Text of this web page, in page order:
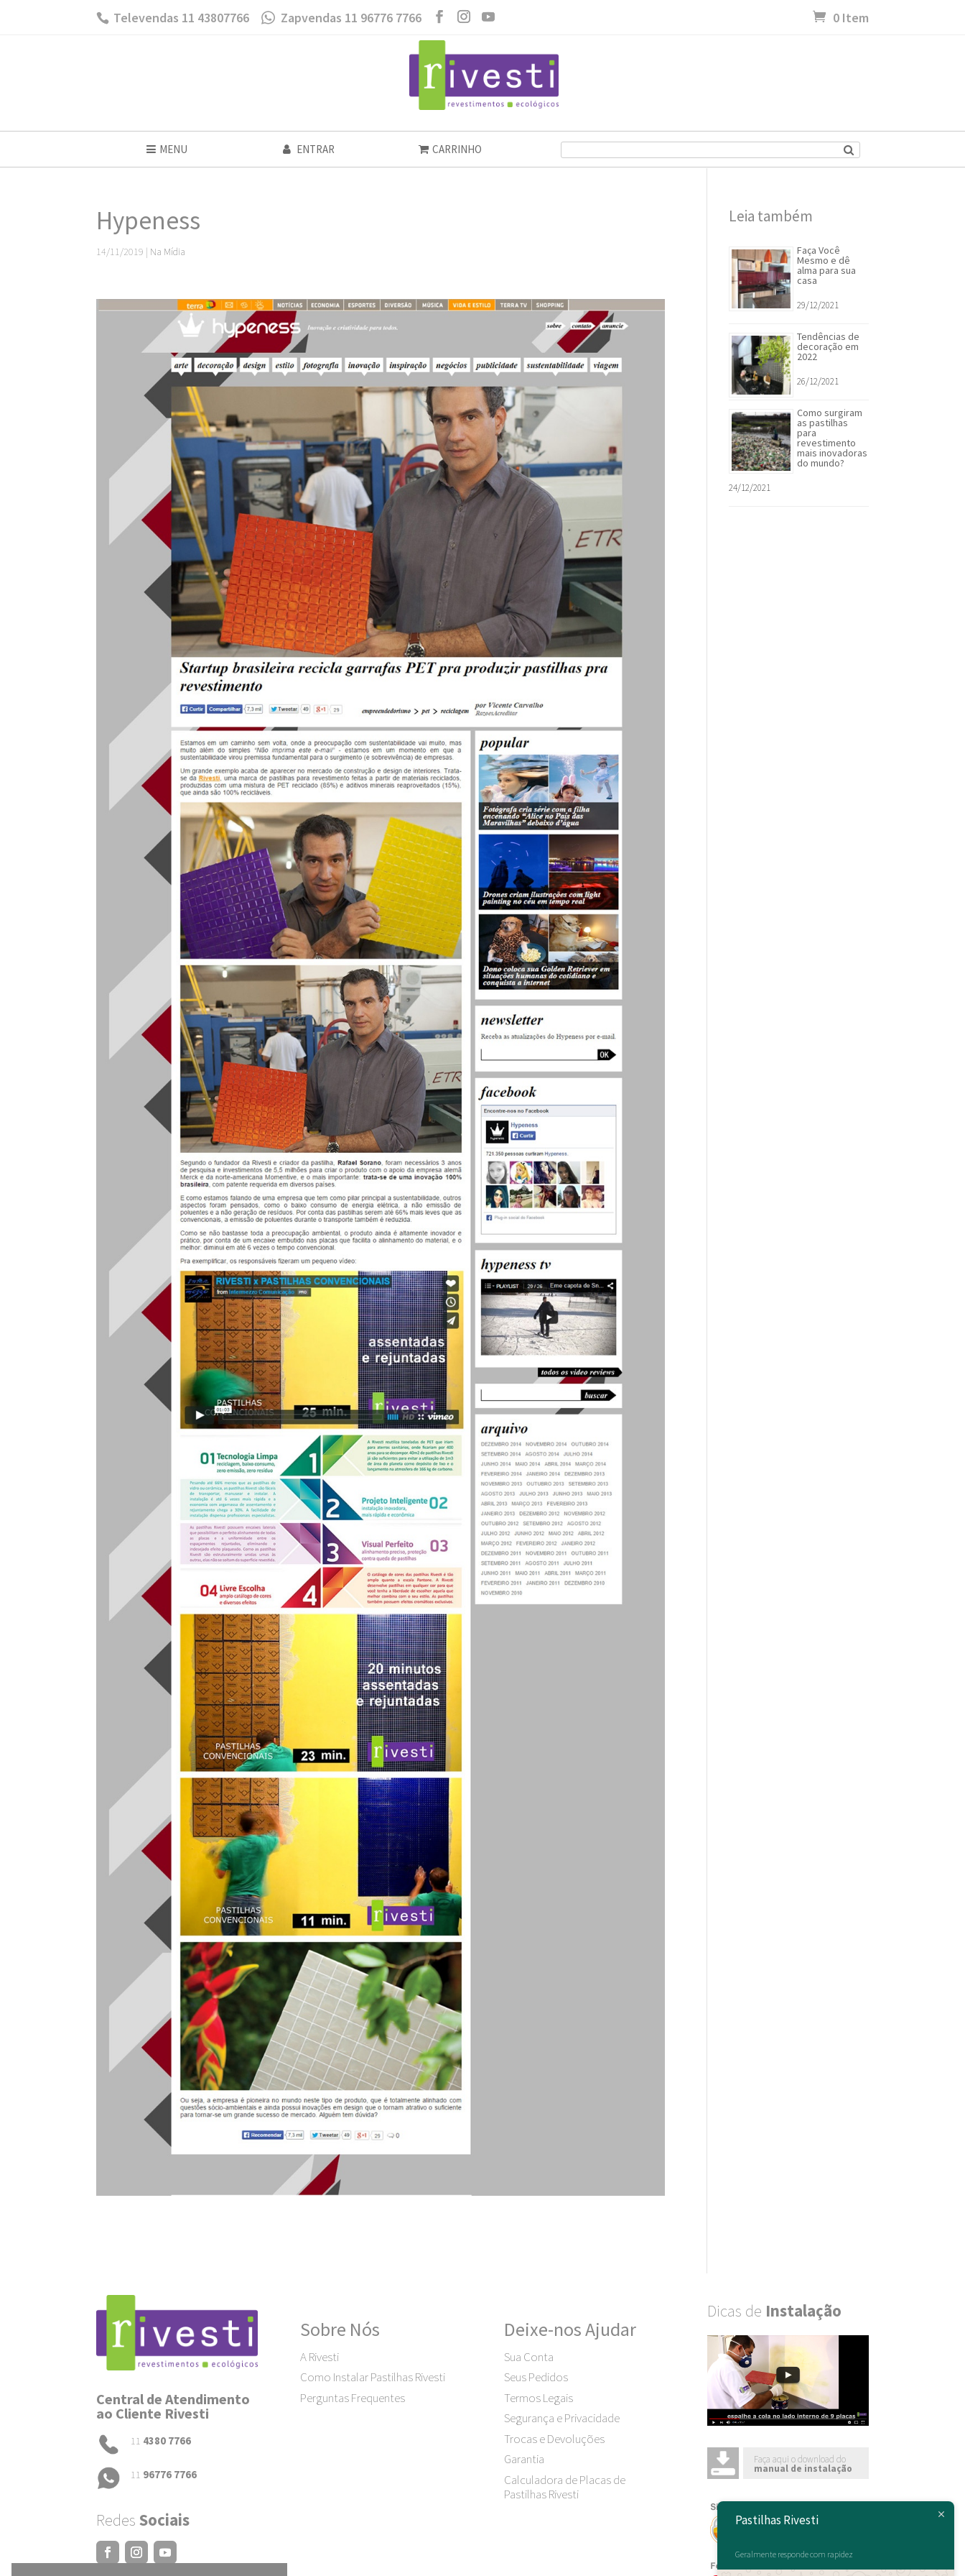
Televendas 11 43807766 Zapvendas 11 96776 7766 0 Item
MENU ENTRAR CARRINHO
Hypeness
14/11/2019 | Na Mídia
Leia também
Faça Você
Mesmo e dê
alma para sua
casa
29/12/2021
Tendências de
decoração em
2022
26/12/2021
Como surgiram
as pastilhas
para
revestimento
mais inovadoras
do mundo?
24/12/2021
Central de Atendimento
ao Cliente Rivesti
11 4380 7766
11 96776 7766
RedesSociais
Sobre Nós
A Rivesti
Como Instalar Pastilhas Rivesti
Perguntas Frequentes
Deixe-nos Ajudar
Sua Conta
Seus Pedidos
Termos Legais
Segurança e Privacidade
Trocas e Devoluções
Garantia
Calculadora de Placas de
Pastilhas Rivesti
Dicas de Instalação
Faça aqui o download do
manual de instalação
Pastilhas Rivesti
Geralmente responde com rapidez